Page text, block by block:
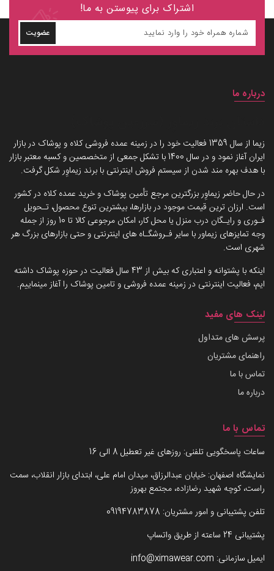
اشتراک برای پیوستن به ما!
عضویت
درباره ما
زیما از سال 1359 فعالیت خود را در زمینه عمده فروشی کلاه و پوشاک در بازار
ایران آغاز نمود و در سال 1400 با تشکل جمعی از متخصصین و کسبه معتبر بازار
با هدف بهره مند شدن از سیستم فروش اینترنتی با برند زیماوِر شکل گرفت.
در حال حاضر زیماوِر بزرگترین مرجع تأمین پوشاک و خرید عمده کلاه در کشور
است. ارزان ترین قیمت موجود در بازارها، بیشترین تنوع محصول، تـحویل
فـوری و رایـگان درب منزل یا محل کار، امکان مرجوعی کالا تا 10 روز از جمله
وجه تمایزهای زیماور با سایر فـروشگـاه های اینترنتی و حتی بازارهای بزرگ هر
شهری است.
اینکه با پشتوانه و اعتباری که بیش از 43 سال فعالیت در حوزه پوشاک داشته
ایم، فعالیت اینترنتی در زمینه عمده فروشی و تامین پوشاک را آغاز مینماییم.
لینک های مفید
پرسش های متداول
راهنمای مشتریان
تماس با ما
درباره ما
تماس با ما
ساعات پاسخگویی تلفنی: روزهای غیر تعطیل 8 الی 16
نمایشگاه اصفهان: خیابان عبدالرزاق، میدان امام علی، ابتدای بازار انقلاب، سمت
راست، کوچه شهید رضازاده، مجتمع بهروز
تلفن پشتیبانی و امور مشتریان: 09194783878
پشتیبانی 24 ساعته از طریق واتساپ
ایمیل سازمانی: info@ximawear.com